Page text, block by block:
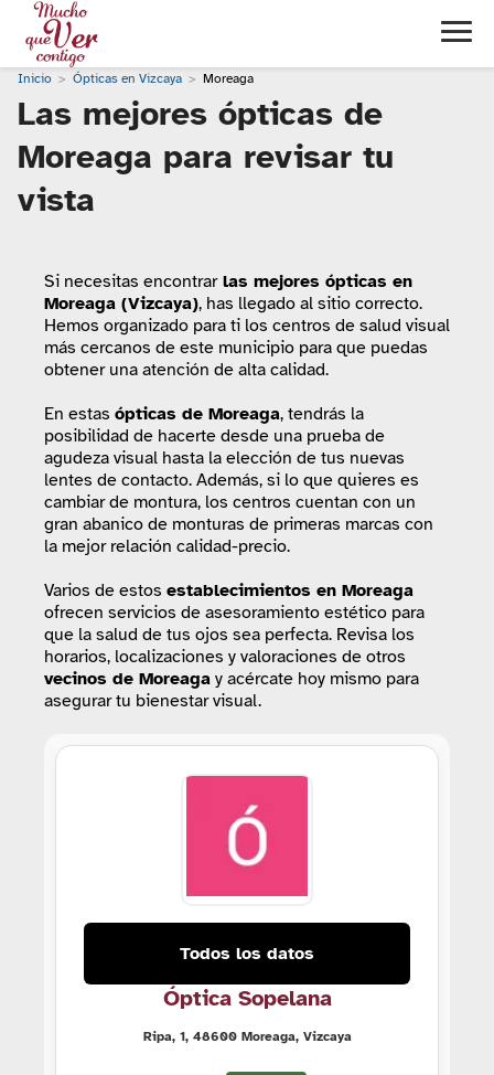
Inicio Ópticas en Vizcaya Moreaga
Las mejores ópticas de
Moreaga para revisar tu
vista
Si necesitas encontrarlas mejores ópticas en
Moreaga (Vizcaya), has llegado al sitio correcto.
Hemos organizado para ti los centros de salud visual
más cercanos de este municipio para que puedas
obtener una atención de alta calidad.
En estas ópticas de Moreaga, tendrás la
posibilidad de hacerte desde una prueba de
agudeza visual hasta la elección de tus nuevas
lentes de contacto. Además, si lo que quieres es
cambiar de montura, los centros cuentan con un
gran abanico de monturas de primeras marcas con
la mejor relación calidad-precio.
Varios de estos establecimientos en Moreaga
ofrecen servicios de asesoramiento estético para
que la salud de tus ojos sea perfecta. Revisa los
horarios, localizaciones y valoraciones de otros
vecinos de Moreaga y acércate hoy mismo para
asegurar tu bienestar visual.
Todos los datos
Óptica Sopelana
Ripa, 1, 48600 Moreaga, Vizcaya